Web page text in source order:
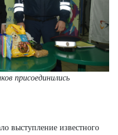
присоединились
выступление известного